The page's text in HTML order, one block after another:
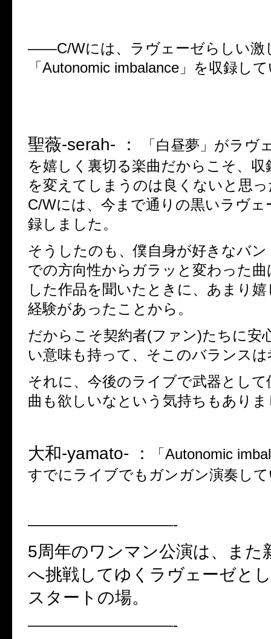
――C/Wには、ラヴェーゼらしい激
「 Autonomic imbalance 」を収録し
聖薇-serah- ：
「白昼夢」がラヴ
を嬉しく裏切る楽曲だからこそ、収
を変えてしまうのは良くないと思
C/Wには、今まで通りの黒いラヴェ
録しました。
そうしたのも、僕自身が好きなバ
での方向性からガラッと変わった
した作品を聞いたときに、あまり
経験があったことから。
だからこそ契約者(ファン)たちに安
い意味も持って、そこのバランス
それに、今後のライブで武器とし
曲も欲しいなという気持ちもあり
大和-yamato- ： 「 Autonomic
すでにライブでもガンガン演奏し
——————————-
5周年のワンマン公演は、また
へ挑戦してゆくラヴェーゼと
スタートの場。
——————————-